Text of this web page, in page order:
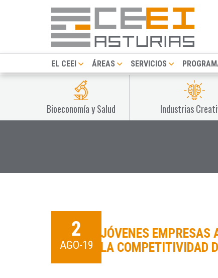
EL CEEI ÁREAS SERVICIOS
Bioeconomía y Salud Industrias
2
AGO-19
JÓVENES EMPRESAS
LA COMPETITIVIDAD